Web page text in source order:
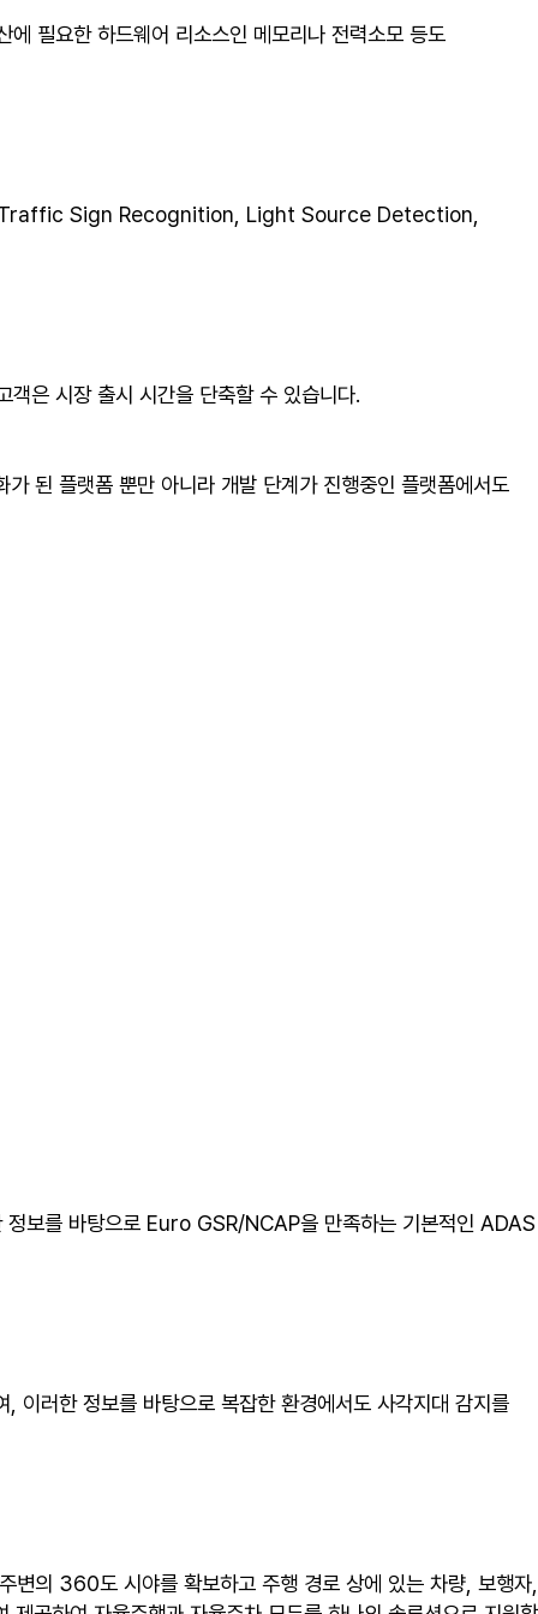
필요한 하드웨어 리소스인 메모리나 전력소모 등도
Sign Recognition, Light Source Detection,
은 시장 출시 시간을 단축할 수 있습니다.
된 플랫폼 뿐만 아니라 개발 단계가 진행중인 플랫폼에서도
보를 바탕으로 Euro GSR/NCAP을 만족하는 기본적인 ADAS
러한 정보를 바탕으로 복잡한 환경에서도 사각지대 감지를
의 360도 시야를 확보하고 주행 경로 상에 있는 차량, 보행자,